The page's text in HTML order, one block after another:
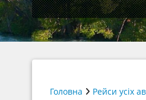
Головна Рейси усіх